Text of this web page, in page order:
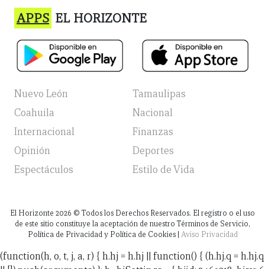
APPS EL HORIZONTE
Nuevo León
Tamaulipas
Coahuila
Nacional
Internacional
Finanzas
Opinión
Deportes
Espectáculos
Estilo de Vida
El Horizonte 2026 © Todos los Derechos Reservados. El registro o el uso
de este sitio constituye la aceptación de nuestro Términos de Servicio,
Política de Privacidad y Política de Cookies | Aviso Privacidad
(function(h, o, t, j, a, r) { h.hj = h.hj || function() { (h.hj.q = h.hj.q